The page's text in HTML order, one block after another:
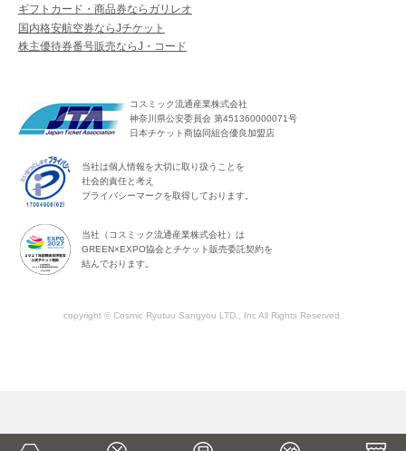
ギフトカード・商品券ならガリレオ
国内格安航空券ならJチケット
株主優待券番号販売ならJ・コード
コスミック流通産業株式会社
神奈川県公安委員会 第451360000071号
日本チケット商協同組合優良加盟店
当社は個人情報を大切に取り扱うことを
社会的責任と考え
プライバシーマークを取得しております。
当社（コスミック流通産業株式会社）は
GREEN×EXPO協会とチケット販売委託契約を
結んでおります。
copyright © Cosmic Ryutuu Sangyou LTD., Inc All Rights Reserved.